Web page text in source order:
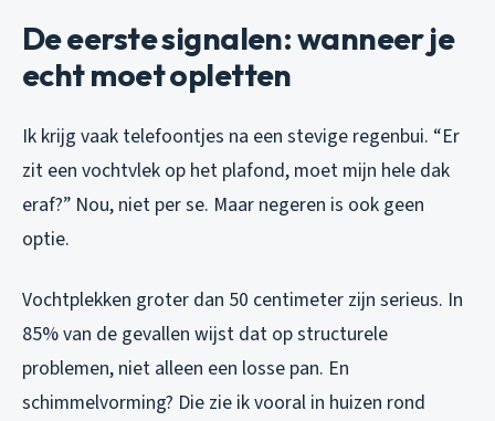
De eerste signalen: wanneer je
echt moet opletten
Ik krijg vaak telefoontjes na een stevige regenbui. “Er
zit een vochtvlek op het plafond, moet mijn hele dak
eraf?” Nou, niet per se. Maar negeren is ook geen
optie.
Vochtplekken groter dan 50 centimeter zijn serieus. In
85% van de gevallen wijst dat op structurele
problemen, niet alleen een losse pan. En
schimmelvorming? Die zie ik vooral in huizen rond